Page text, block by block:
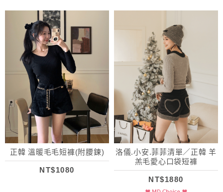
正韓 溫暖毛毛短褲(附腰鍊)
NT$1080
洛儀.小安.菲菲清單／正韓 羊
羔毛愛心口袋短褲
NT$1880